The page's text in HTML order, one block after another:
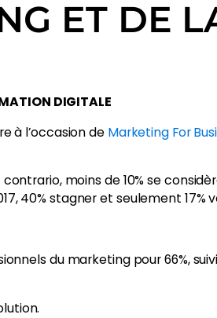
ET DE
DIGITALE
à l’occasion de Marketing For
moins de 10% se
40% stagner et seulement 17%
du marketing pour 66%,